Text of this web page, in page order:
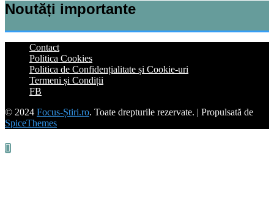
Noutăți importante
Contact
Politica Cookies
Politica de Confidențialitate și Cookie-uri
Termeni și Condiții
FB
© 2024 Focus-Știri.ro. Toate drepturile rezervate. | Propulsată de
SpiceThemes